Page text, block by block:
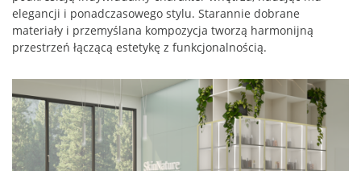
elegancji i ponadczasowego stylu. Starannie dobrane
materiały i przemyślana kompozycja tworzą harmonijną
przestrzeń łączącą estetykę z funkcjonalnością.